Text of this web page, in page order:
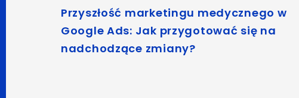
Przyszłość marketingu medycznego w
Google Ads: Jak przygotować się na
nadchodzące zmiany?